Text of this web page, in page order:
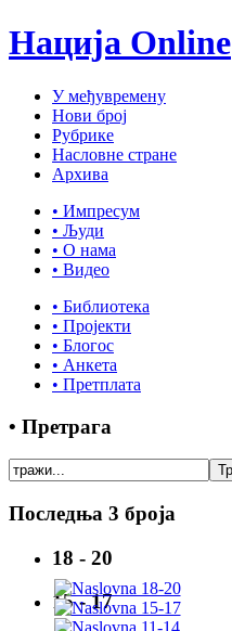
Нација Online
У међувремену
Нови број
Рубрике
Насловне стране
Архива
• Импресум
• Људи
• О нама
• Видео
• Библиотека
• Пројекти
• Блогос
• Анкета
• Претплата
• Претрага
Последња 3 броја
18 - 20
15 - 17